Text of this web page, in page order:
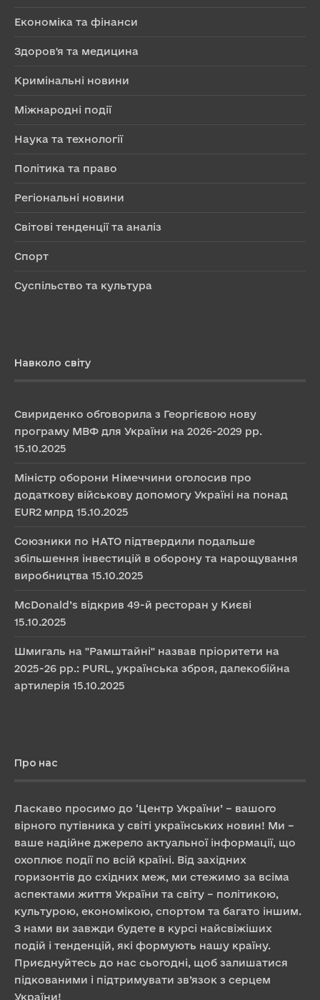
Економіка та фінанси
Здоров'я та медицина
Кримінальні новини
Міжнародні події
Наука та технології
Політика та право
Регіональні новини
Світові тенденції та аналіз
Спорт
Суспільство та культура
Навколо світу
Свириденко обговорила з Георгієвою нову
програму МВФ для України на 2026-2029 рр.
15.10.2025
Міністр оборони Німеччини оголосив про
додаткову військову допомогу Україні на понад
EUR2 млрд 15.10.2025
Союзники по НАТО підтвердили подальше
збільшення інвестицій в оборону та нарощування
виробництва 15.10.2025
McDonald’s відкрив 49-й ресторан у Києві
15.10.2025
Шмигаль на "Рамштайні" назвав пріоритети на
2025-26 рр.: PURL, українська зброя, далекобійна
артилерія 15.10.2025
Про нас
Ласкаво просимо до ‘Центр України’ – вашого
вірного путівника у світі українських новин! Ми –
ваше надійне джерело актуальної інформації, що
охоплює події по всій країні. Від західних
горизонтів до східних меж, ми стежимо за всіма
аспектами життя України та світу – політикою,
культурою, економікою, спортом та багато іншим.
З нами ви завжди будете в курсі найсвіжіших
подій і тенденцій, які формують нашу країну.
Приєднуйтесь до нас сьогодні, щоб залишатися
підкованими і підтримувати зв’язок з серцем
України!